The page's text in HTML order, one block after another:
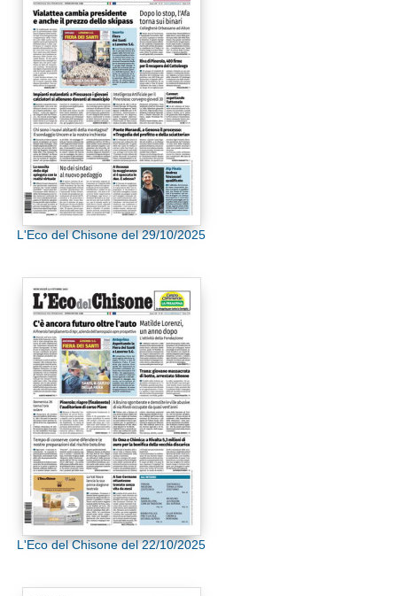
L'Eco del Chisone del 29/10/2025
L'Eco del Chisone del 22/10/2025